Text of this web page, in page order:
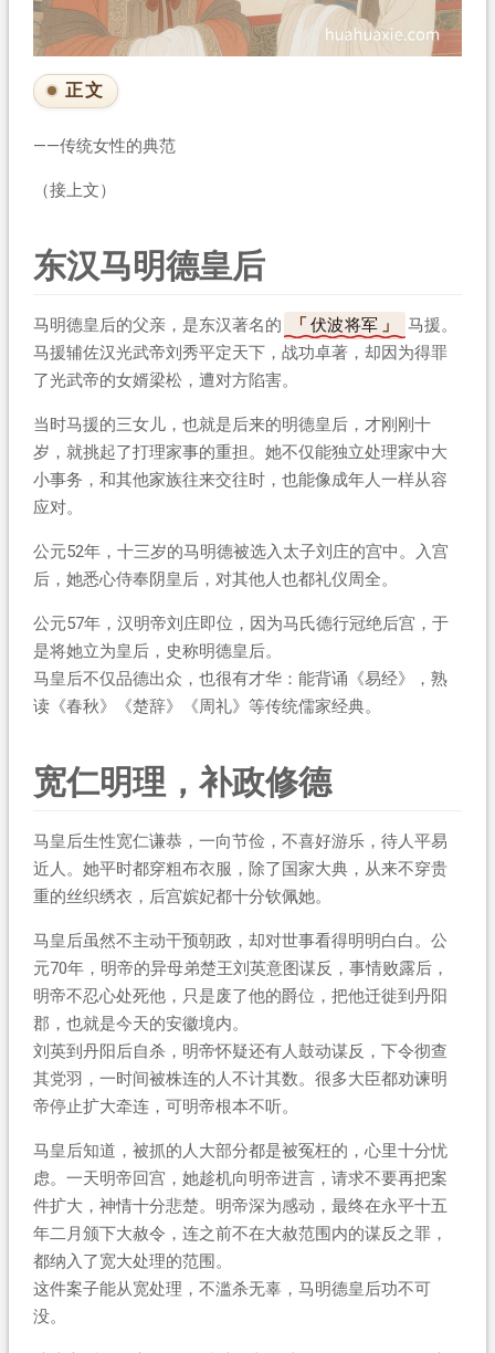
正文
——传统女性的典范
（接上文）
东汉马明德皇后
马明德皇后的父亲，是东汉著名的 伏波将军
马援。
马援辅佐汉光武帝刘秀平定天下，战功卓著，却因为得罪
了光武帝的女婿梁松，遭对方陷害。
当时马援的三女儿，也就是后来的明德皇后，才刚刚十
岁，就挑起了打理家事的重担。她不仅能独立处理家中大
小事务，和其他家族往来交往时，也能像成年人一样从容
应对。
公元52年，十三岁的马明德被选入太子刘庄的宫中。入宫
后，她悉心侍奉阴皇后，对其他人也都礼仪周全。
公元57年，汉明帝刘庄即位，因为马氏德行冠绝后宫，于
是将她立为皇后，史称明德皇后。
马皇后不仅品德出众，也很有才华：能背诵《易经》，熟
读《春秋》《楚辞》《周礼》等传统儒家经典。
宽仁明理，补政修德
马皇后生性宽仁谦恭，一向节俭，不喜好游乐，待人平易
近人。她平时都穿粗布衣服，除了国家大典，从来不穿贵
重的丝织绣衣，后宫嫔妃都十分钦佩她。
马皇后虽然不主动干预朝政，却对世事看得明明白白。公
元70年，明帝的异母弟楚王刘英意图谋反，事情败露后，
明帝不忍心处死他，只是废了他的爵位，把他迁徙到丹阳
郡，也就是今天的安徽境内。
刘英到丹阳后自杀，明帝怀疑还有人鼓动谋反，下令彻查
其党羽，一时间被株连的人不计其数。很多大臣都劝谏明
帝停止扩大牵连，可明帝根本不听。
马皇后知道，被抓的人大部分都是被冤枉的，心里十分忧
虑。一天明帝回宫，她趁机向明帝进言，请求不要再把案
件扩大，神情十分悲楚。明帝深为感动，最终在永平十五
年二月颁下大赦令，连之前不在大赦范围内的谋反之罪，
都纳入了宽大处理的范围。
这件案子能从宽处理，不滥杀无辜，马明德皇后功不可
没。